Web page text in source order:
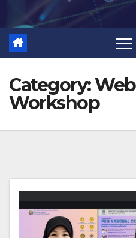
Category:
Workshop